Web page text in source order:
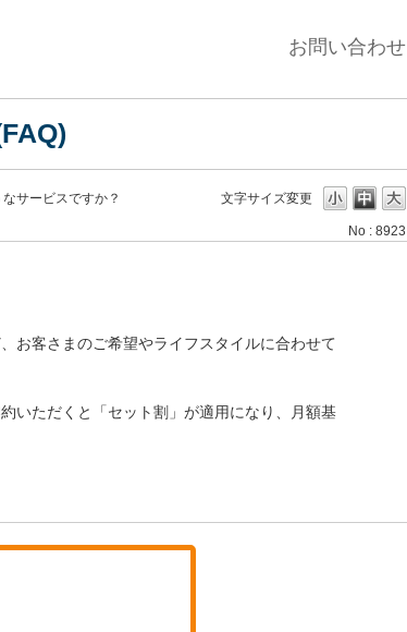
お問い合わせ
文字サイズ変更
サービスですか？
No : 8923
お客さまのご希望やライフスタイルに合わせて
いただくと「セット割」が適用になり、月額基